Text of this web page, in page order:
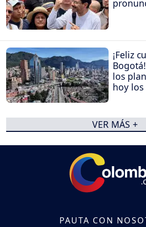
¡Feliz
los
hoy los
VER MÁS +
PAUTA CON